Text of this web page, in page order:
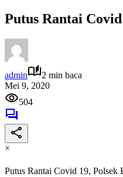
Putus Rantai
admin
2 min baca
Mei 9, 2020
504
×
Putus Rantai Covid 19, Polsek